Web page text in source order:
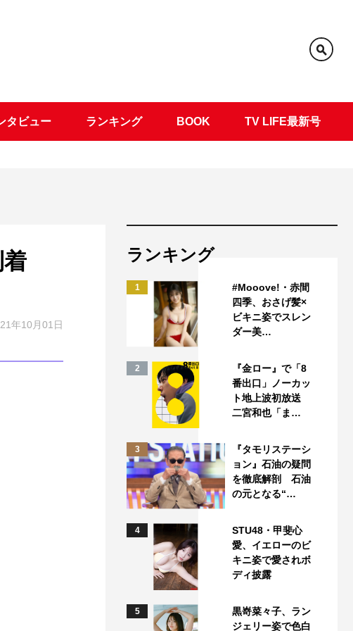
タビュー ランキング BOOK TV LIFE最新号
年10月01日
ランキング
1
#Mooove!・赤間
四季、おさげ髪×
ビキニ姿でスレン
ダー美…
2
『金ロー』で「8
番出口」ノーカッ
ト地上波初放送
二宮和也「ま…
3
『タモリステーシ
ョン』石油の疑問
を徹底解剖 石油
の元となる“…
4
STU48・甲斐心
愛、イエローのビ
キニ姿で愛されボ
ディ披露
5
黒嵜菜々子、ラン
ジェリー姿で色白